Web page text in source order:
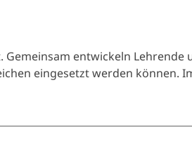
entwickeln Lehrende
eingesetzt werden können.